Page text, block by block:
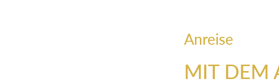
Anreise
MIT DEM